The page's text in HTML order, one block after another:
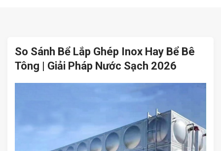
So Sánh Bể Lắp Ghép Inox Hay Bể Bê
Tông | Giải Pháp Nước Sạch 2026